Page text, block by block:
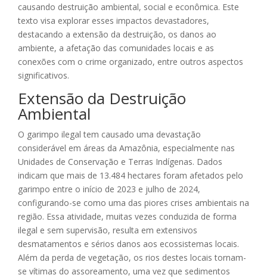
causando destruição ambiental, social e econômica. Este
texto visa explorar esses impactos devastadores,
destacando a extensão da destruição, os danos ao
ambiente, a afetação das comunidades locais e as
conexões com o crime organizado, entre outros aspectos
significativos.
Extensão da Destruição
Ambiental
O garimpo ilegal tem causado uma devastação
considerável em áreas da Amazônia, especialmente nas
Unidades de Conservação e Terras Indígenas. Dados
indicam que mais de 13.484 hectares foram afetados pelo
garimpo entre o início de 2023 e julho de 2024,
configurando-se como uma das piores crises ambientais na
região. Essa atividade, muitas vezes conduzida de forma
ilegal e sem supervisão, resulta em extensivos
desmatamentos e sérios danos aos ecossistemas locais.
Além da perda de vegetação, os rios destes locais tornam-
se vítimas do assoreamento, uma vez que sedimentos